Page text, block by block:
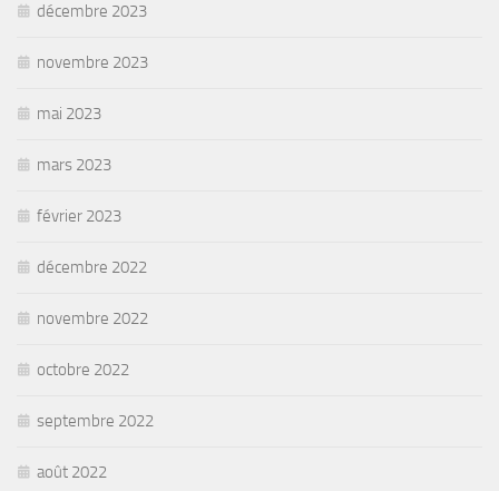
décembre 2023
novembre 2023
mai 2023
mars 2023
février 2023
décembre 2022
novembre 2022
octobre 2022
septembre 2022
août 2022